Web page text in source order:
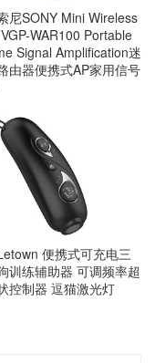
尼SONY Mini Wireless
WAR100 Portable
Signal Amplification迷
由器便携式AP家用信号
便携式可充电三
训练辅助器 可调频率超
控制器 逗猫激光灯